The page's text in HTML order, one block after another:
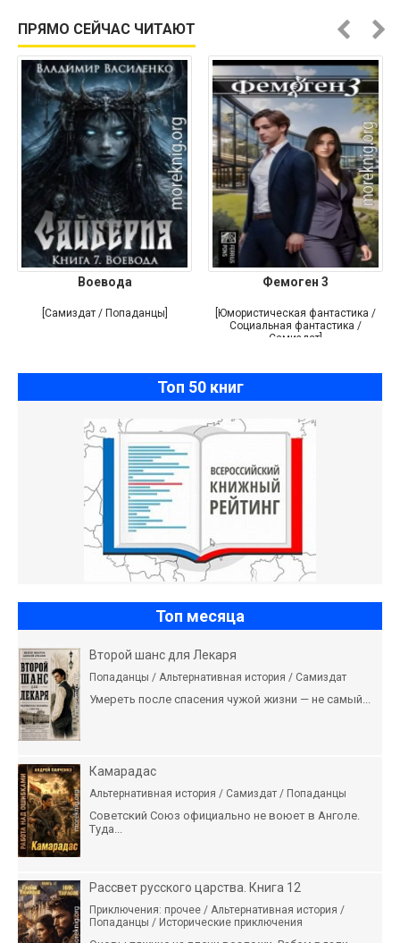
ПРЯМО СЕЙЧАС ЧИТАЮТ
Воевода
[Самиздат / Попаданцы]
Фемоген 3
[Юмористическая фантастика /
Социальная фантастика /
Самиздат]
Топ 50 книг
Топ месяца
Второй шанс для Лекаря
Попаданцы / Альтернативная история / Самиздат
Умереть после спасения чужой жизни — не самый...
Камарадас
Альтернативная история / Самиздат / Попаданцы
Советский Союз официально не воюет в Анголе.
Туда...
Рассвет русского царства. Книга 12
Приключения: прочее / Альтернативная история /
Попаданцы / Исторические приключения